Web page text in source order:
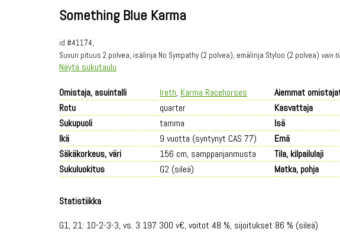
Something Blue Karma
id #41174,
Suvun pituus 2 polvea, isälinja No Sympathy (2 polvea), emälinja Styloo (2 polvea) vain
Näytä sukutaulu
Omistaja, asuintalli Ireth, Karma Racehorses
Aiemmat
Rotu
quarter Kasvattaja
Sukupuoli
tamma Isä
Ikä
9 vuotta (syntynyt CAS 77) Emä
Säkäkorkeus, väri
156 cm, samppanjanmusta Tila, kilpailulaji
Sukuluokitus
G2 (sileä) Matka, pohja
Statistiikka
G1, 21: 10-2-3-3, vs. 3 197 300 v€, voitot 48 %, sijoitukset 86 % (sileä)